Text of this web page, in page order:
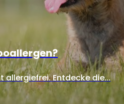
allergiefrei. Entdecke die...